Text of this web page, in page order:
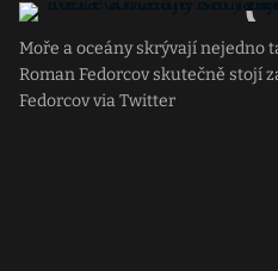
Moře a oceány skrývají nejedno
Roman Fedorcov skutečně stojí
Fedorcov via Twitter